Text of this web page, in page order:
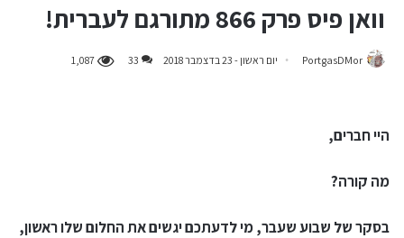
וואן פיס פרק 866 מתורגם לעברית!
PortgasDMor יום ראשון - 23 בדצמבר 2018 33
1,087
היי חברים,
מה קורה?
בסקר של שבוע שעבר, מי לדעתכם יגשים את החלום שלו ראשון,